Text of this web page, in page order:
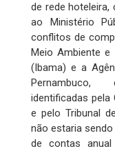
de rede hoteleira,
ao Ministério
conflitos de
Meio Ambiente e
(Ibama) e a
Pernambuco,
identificadas pela
e pelo Tribunal
não estaria
de contas anual